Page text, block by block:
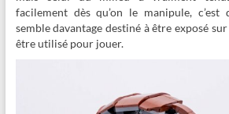
facilement dès qu’on le manipule, c’est
semble davantage destiné à être exposé sur
être utilisé pour jouer.